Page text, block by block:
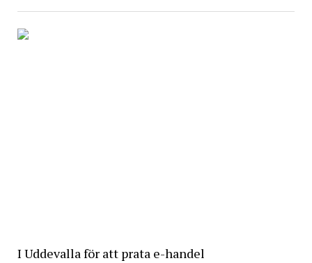
I Uddevalla för att prata e-handel